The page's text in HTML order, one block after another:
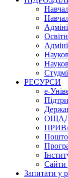
РЕСУРСИ
е-
Сайти
Запитати у